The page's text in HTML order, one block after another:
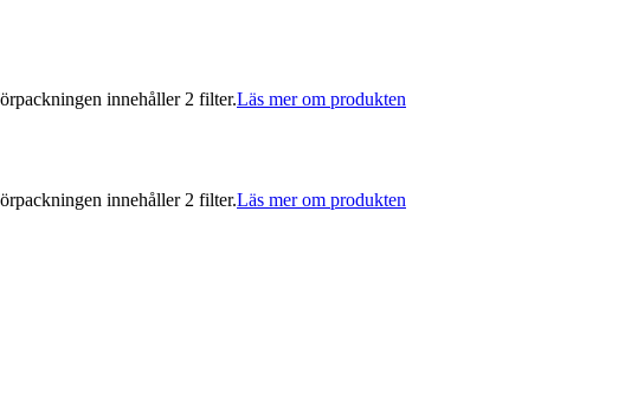
innehåller 2 filter.Läs mer om produkten
innehåller 2 filter.Läs mer om produkten